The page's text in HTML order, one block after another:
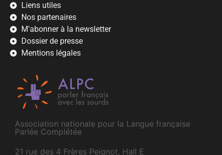
Association nationale pour la Langue française
Parlée Complétée
21 rue des 4 Frères Peignot, Hall E
Liens utiles
Nos partenaires
M'abonner à la newsletter
Dossier de presse
Mentions légales